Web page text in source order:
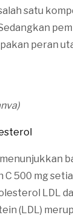
satu
peran
C 500 mg
LDL
(LDL)